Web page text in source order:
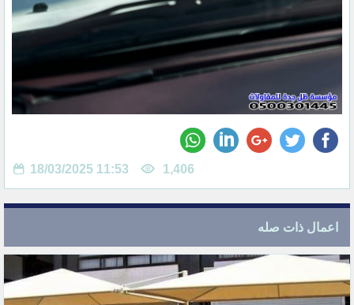
18/03/2025 11:53 1,406
اعمال ذات صله